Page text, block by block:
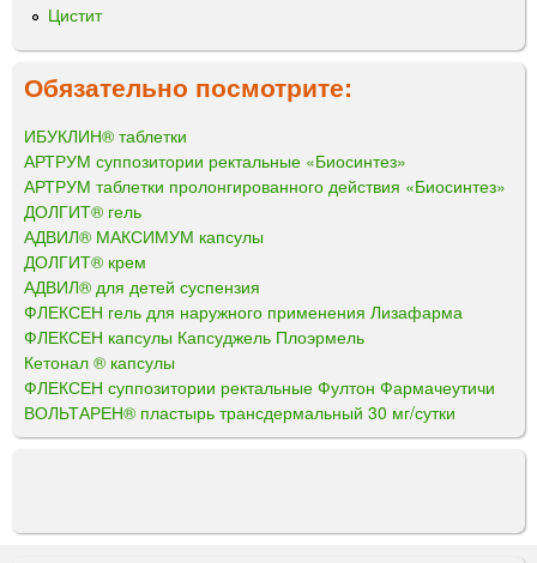
Цистит
Обязательно посмотрите:
ИБУКЛИН® таблетки
АРТРУМ суппозитории ректальные «Биосинтез»
АРТРУМ таблетки пролонгированного действия «Биосинтез»
ДОЛГИТ® гель
АДВИЛ® МАКСИМУМ капсулы
ДОЛГИТ® крем
АДВИЛ® для детей суспензия
ФЛЕКСЕН гель для наружного применения Лизафарма
ФЛЕКСЕН капсулы Капсуджель Плоэрмель
Кетонал ® капсулы
ФЛЕКСЕН суппозитории ректальные Фултон Фармачеутичи
ВОЛЬТАРЕН® пластырь трансдермальный 30 мг/сутки